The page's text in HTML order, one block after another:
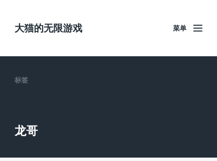
大猫的无限游戏 菜单
标签
龙哥